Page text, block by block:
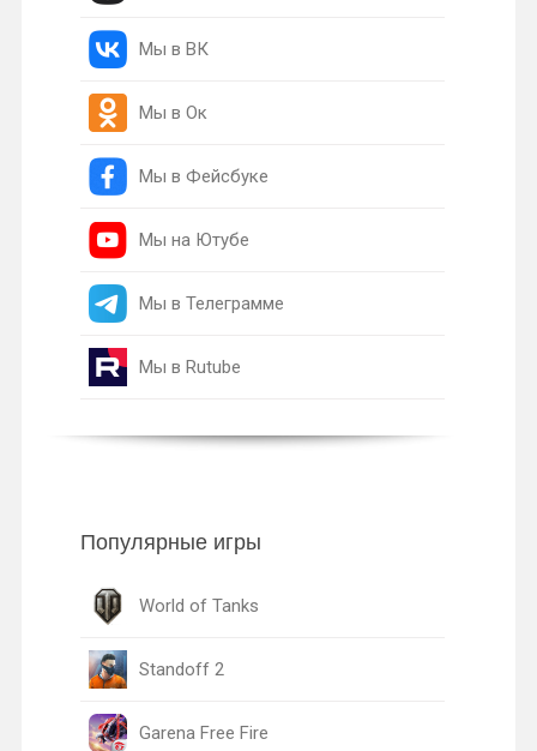
Мы в ВК
Мы в Ок
Мы в Фейсбуке
Мы на Ютубе
Мы в Телеграмме
Мы в Rutube
Популярные игры
World of Tanks
Standoff 2
Garena Free Fire